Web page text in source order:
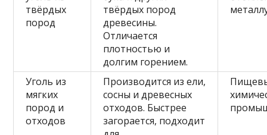
твёрдых
пород
твёрдых пород
древесины.
Отличается
плотностью и
долгим горением.
Уголь из
мягких
пород и
отходов
Производится из ели,
сосны и древесных
отходов. Быстрее
загорается, подходит